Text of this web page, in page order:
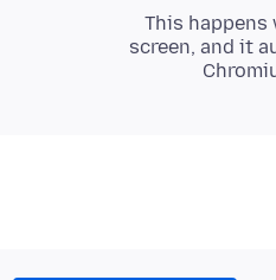
This
screen, and it